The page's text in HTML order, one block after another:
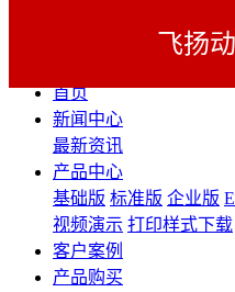
首页
新闻中心
最新资讯
产品中心
基础版 标准版 企业版
视频演示 打印样式下载
客户案例
产品购买
飞扬